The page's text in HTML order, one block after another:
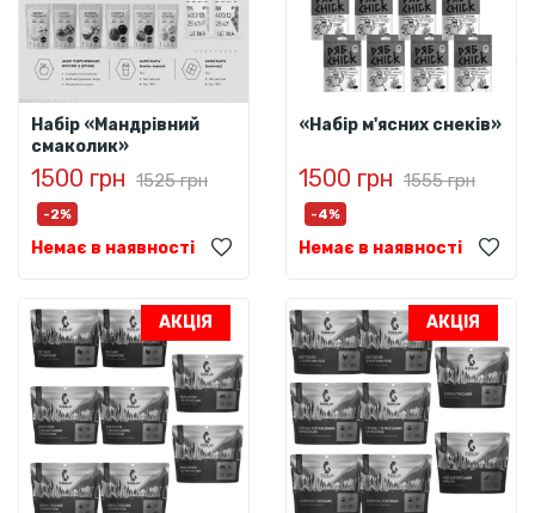
Набір «Мандрівний
смаколик»
1500 грн 1525 грн
-2%
Немає в наявності
«Набір м'ясних снеків»
1500 грн 1555 грн
-4%
Немає в наявності
АКЦІЯ АКЦІЯ